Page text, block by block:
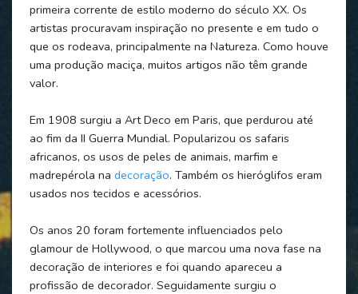
primeira corrente de estilo moderno do século XX. Os
artistas procuravam inspiração no presente e em tudo o
que os rodeava, principalmente na Natureza. Como houve
uma produção maciça, muitos artigos não têm grande
valor.
Em 1908 surgiu a Art Deco em Paris, que perdurou até
ao fim da II Guerra Mundial. Popularizou os safaris
africanos, os usos de peles de animais, marfim e
madrepérola na decoração. Também os hieróglifos eram
usados nos tecidos e acessórios.
Os anos 20 foram fortemente influenciados pelo
glamour de Hollywood, o que marcou uma nova fase na
decoração de interiores e foi quando apareceu a
profissão de decorador. Seguidamente surgiu o